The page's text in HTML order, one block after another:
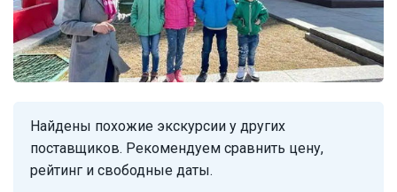
Найдены похожие экскурсии у других
поставщиков. Рекомендуем сравнить цену,
рейтинг и свободные даты.